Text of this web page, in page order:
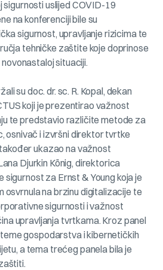
uslijed COVID-19
na konferenciji bile su
sigurnost, upravljanje rizicima te
tehničke zaštite koje doprinose
situaciji.
su doc. dr. sc. R. Kopal, dekan
koji je prezentirao važnost
te predstavio različite metode za
osnivač i izvršni direktor tvrtke
ukazao na važnost
Djurkin König, direktorica
za Ernst & Young koja je
osvrnula na brzinu digitalizacije te
sigurnosti i važnost
upravljanja tvrtkama. Kroz panel
gospodarstva i kibernetičkih
a tema trećeg panela bila je